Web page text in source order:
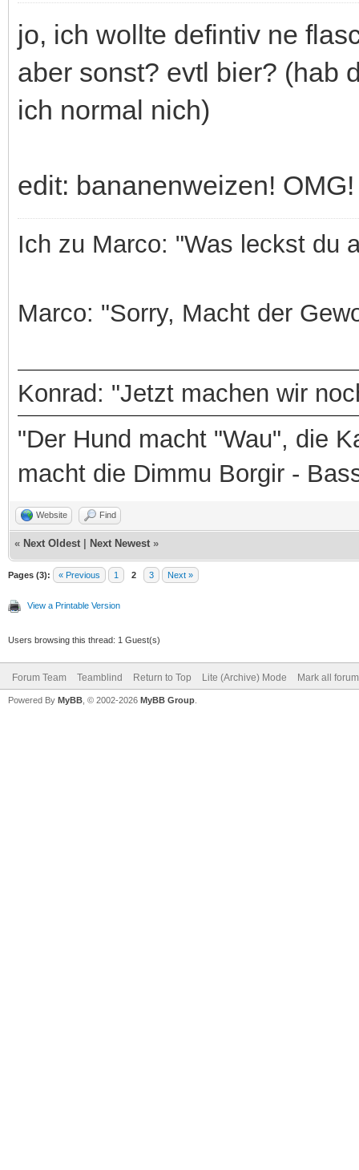
jo, ich wollte defintiv ne
aber sonst? evtl bier? (hab
ich normal nich)
edit: bananenweizen! OMG!
Ich zu Marco: "Was leckst du
Marco: "Sorry, Macht der
Konrad: "Jetzt machen wir
"Der Hund macht "Wau", die
macht die Dimmu Borgir -
Website Find
« Next Oldest Next Newest »
Pages (3): « Previous 1 2 3 Next »
View a Printable Version
Users browsing this thread: 1 Guest(s)
Forum Team Teamblind Return to Top Lite (Archive) Mode Mark all
Powered By MyBB , © 2002-2026 MyBB Group